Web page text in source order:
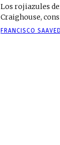
Los rojiazules
Craighouse,
FRANCISCO